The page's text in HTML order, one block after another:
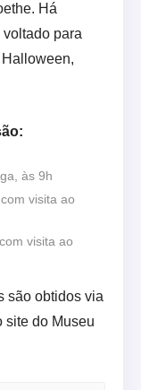
Há
para
Halloween,
às 9h
visita ao
visita ao
são obtidos via
site do Museu